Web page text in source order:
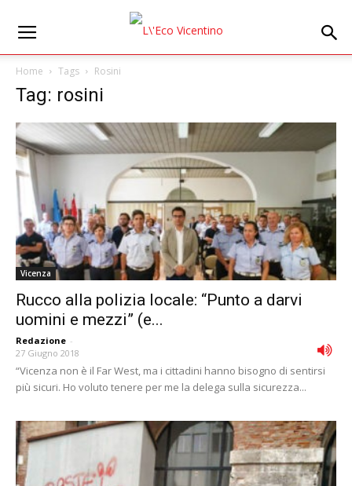
Home Tags Rosini
Tag: rosini
Vicenza
Rucco alla polizia locale: “Punto a darvi
uomini e mezzi” (e...
Redazione -
27 Giugno 2018
“Vicenza non è il Far West, ma i cittadini hanno bisogno di sentirsi
più sicuri. Ho voluto tenere per me la delega sulla sicurezza...